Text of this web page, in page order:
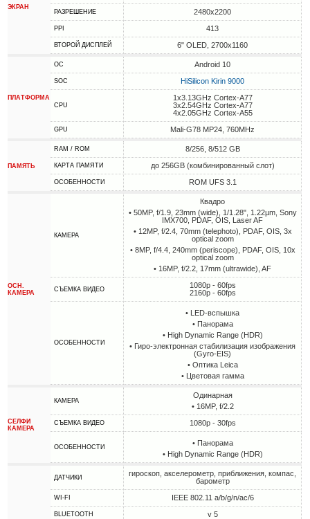
ЭКРАН
РАЗРЕШЕНИЕ 2480x2200
PPI 413
ВТОРОЙ ДИСПЛЕЙ 6" OLED, 2700х1160
ПЛАТФОРМА
ОС Android 10
SOC HiSilicon Kirin 9000
CPU
1x3.13GHz Cortex-A77
3x2.54GHz Cortex-A77
4x2.05GHz Cortex-A55
GPU Mali-G78 MP24, 760MHz
ПАМЯТЬ
RAM / ROM 8/256, 8/512 GB
КАРТА ПАМЯТИ до 256GB (комбинированный слот)
ОСОБЕННОСТИ ROM UFS 3.1
ОСН.
КАМЕРА
КАМЕРА
Квадро
• 50MP, f/1.9, 23mm (wide), 1/1.28", 1.22µm, Sony
IMX700, PDAF, OIS, Laser AF
• 12MP, f/2.4, 70mm (telephoto), PDAF, OIS, 3x
optical zoom
• 8MP, f/4.4, 240mm (periscope), PDAF, OIS, 10x
optical zoom
• 16MP, f/2.2, 17mm (ultrawide), AF
СЪЕМКА ВИДЕО
1080p - 60fps
2160p - 60fps
ОСОБЕННОСТИ
• LED-вспышка
• Панорама
• High Dynamic Range (HDR)
• Гиро-электронная стабилизация изображения
(Gyro-EIS)
• Оптика Leica
• Цветовая гамма
СЕЛФИ
КАМЕРА
КАМЕРА
Одинарная
• 16MP, f/2.2
СЪЕМКА ВИДЕО 1080p - 30fps
ОСОБЕННОСТИ
• Панорама
• High Dynamic Range (HDR)
ДАТЧИКИ
гироскоп, акселерометр, приближения, компас,
барометр
WI-FI IEEE 802.11 a/b/g/n/ac/6
BLUETOOTH v 5